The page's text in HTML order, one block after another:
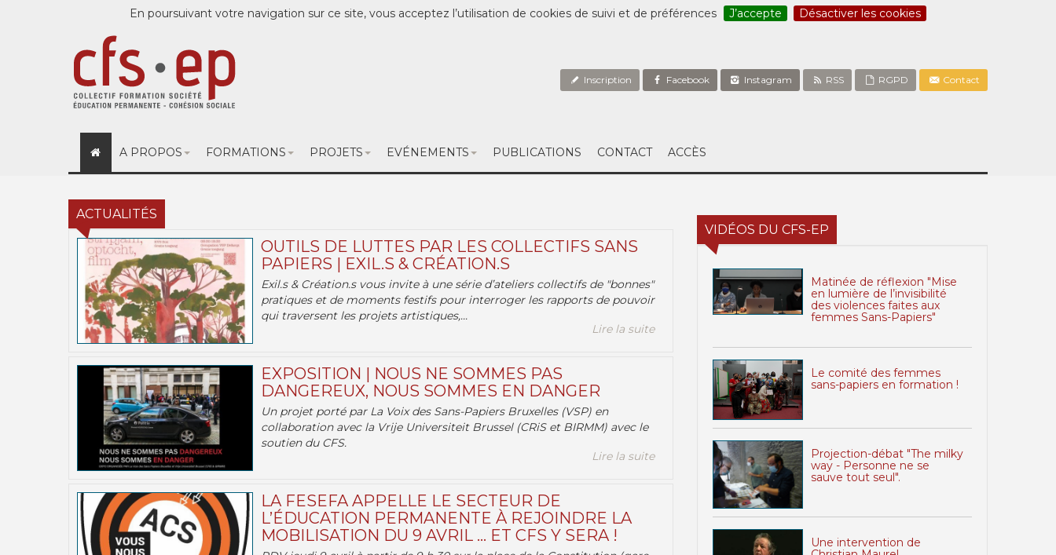
En poursuivant votre navigation sur ce site, vous acceptez l’utilisation de cookies de suivi et de préférences J’accepte Désactiver les cookies
Inscription Facebook Instagram RSS RGPD Contact
A PROPOS FORMATIONS PROJETS EVÉNEMENTS PUBLICATIONS CONTACT ACCÈS
ACTUALITÉS
OUTILS DE LUTTES PAR LES COLLECTIFS SANS
PAPIERS | EXIL.S & CRÉATION.S
Exil.s & Création.s vous invite à une série d’ateliers collectifs de "bonnes"
pratiques et de moments festifs pour interroger les rapports de pouvoir
qui traversent les projets artistiques,...
Lire la suite
EXPOSITION | NOUS NE SOMMES PAS
DANGEREUX, NOUS SOMMES EN DANGER
Un projet porté par La Voix des Sans-Papiers Bruxelles (VSP) en
collaboration avec la Vrije Universiteit Brussel (CRiS et BIRMM) avec le
soutien du CFS.
Lire la suite
LA FESEFA APPELLE LE SECTEUR DE
L’ÉDUCATION PERMANENTE À REJOINDRE LA
MOBILISATION DU 9 AVRIL … ET CFS Y SERA !
VIDÉOS DU CFS-EP
Matinée de réflexion "Mise
en lumière de l’invisibilité
des violences faites aux
femmes Sans-Papiers"
Le comité des femmes
sans-papiers en formation !
Projection-débat "The milky
way - Personne ne se
sauve tout seul".
Une intervention de